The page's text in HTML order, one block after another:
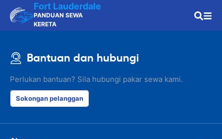
Fort Lauderdale
PANDUAN SEWA
KERETA
Bantuan dan hubungi
Perlukan bantuan? Sila hubungi pakar sewa kami.
Sokongan pelanggan